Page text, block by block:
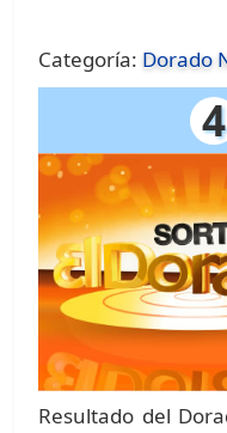
Categoría: Dorado
4
Resultado del